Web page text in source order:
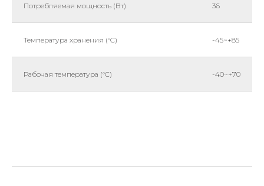
Потребляемая мощность (Вт) 36
Температура хранения (°C) -45~+85
Рабочая температура (°C) -40~+70